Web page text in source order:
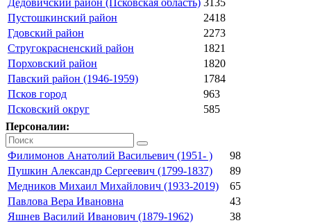
Пустошкинский район
2418
Гдовский район
2273
Стругокрасненский район
1821
Порховский район
1820
Павский район (1946-1959)
1784
Псков город
963
Псковский округ
585
Персоналии:
Филимонов Анатолий Васильевич (1951- )
98
Пушкин Александр Сергеевич (1799-1837)
89
Медников Михаил Михайлович (1933-2019)
65
Павлова Вера Ивановна
43
Яшнев Василий Иванович (1879-1962)
38